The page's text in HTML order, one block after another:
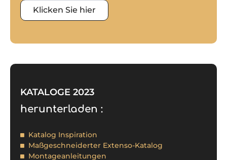
Klicken Sie hier
KATALOGE 2023
herunterladen :
Katalog Inspiration
Maßgeschneiderter Extenso-Katalog
Montageanleitungen